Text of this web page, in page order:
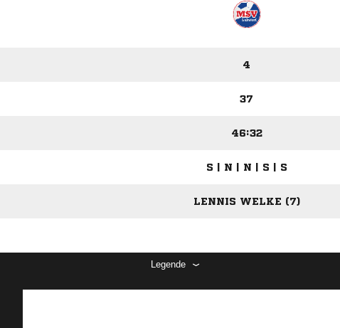
4
37
46:32
S | N | N | S | S
LENNIS WELKE (7)
Legende